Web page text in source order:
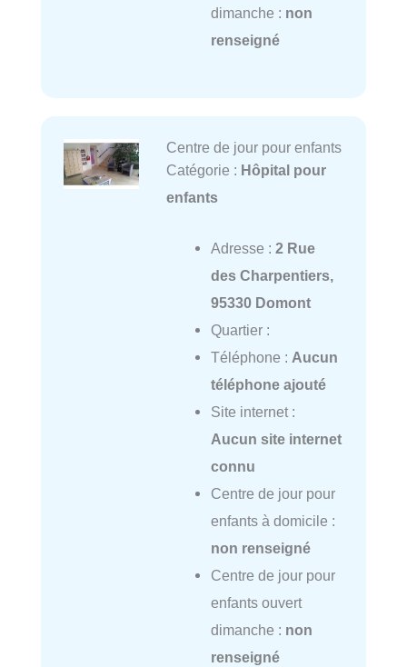
dimanche : non
renseigné
Centre de jour pour enfants
Catégorie : Hôpital pour
enfants
Adresse : 2 Rue
des Charpentiers,
95330 Domont
Quartier :
Téléphone : Aucun
téléphone ajouté
Site internet :
Aucun site internet
connu
Centre de jour pour
enfants à domicile :
non renseigné
Centre de jour pour
enfants ouvert
dimanche : non
renseigné